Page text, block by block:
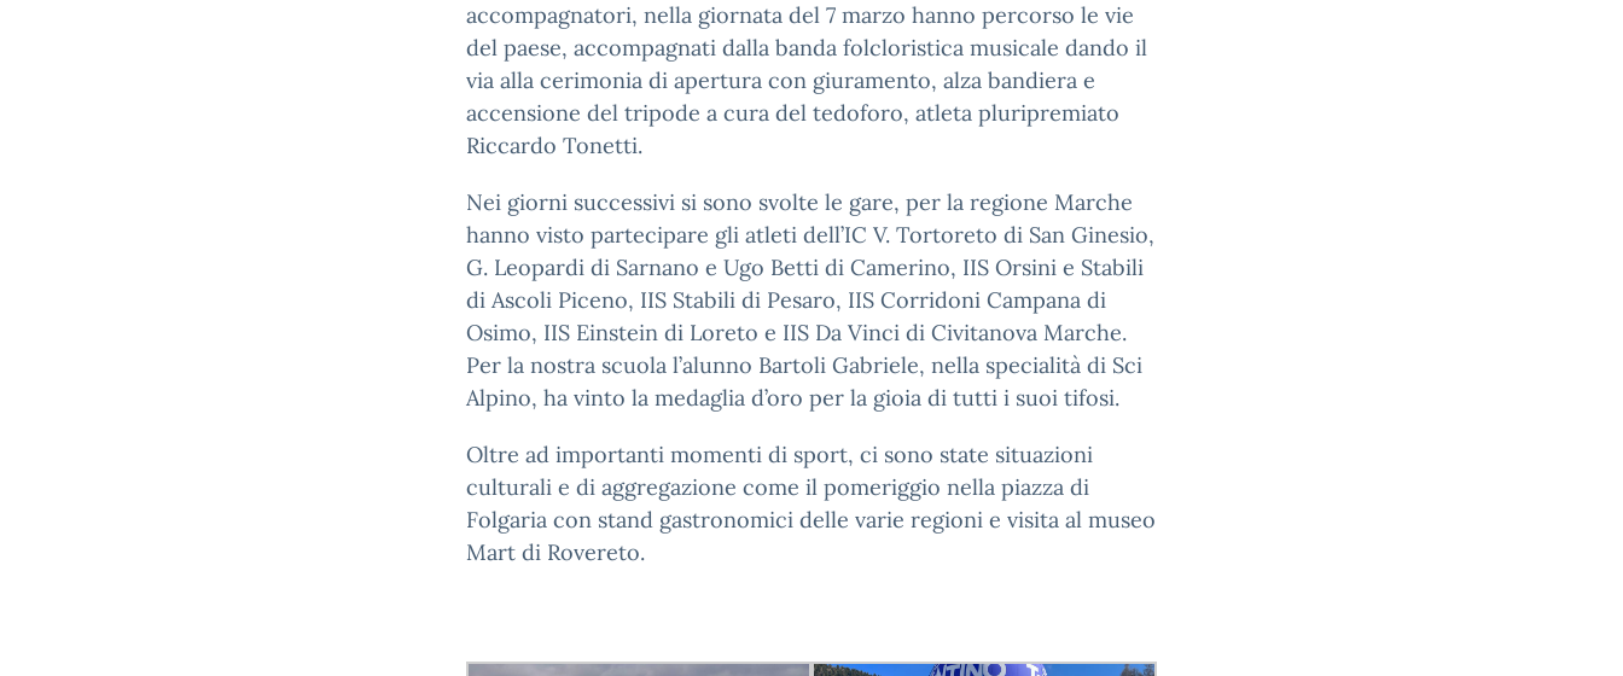
accompagnatori, nella giornata del 7 marzo hanno percorso le vie
del paese, accompagnati dalla banda folcloristica musicale dando il
via alla cerimonia di apertura con giuramento, alza bandiera e
accensione del tripode a cura del tedoforo, atleta pluripremiato
Riccardo Tonetti.
Nei giorni successivi si sono svolte le gare, per la regione Marche
hanno visto partecipare gli atleti dell’IC V. Tortoreto di San Ginesio,
G. Leopardi di Sarnano e Ugo Betti di Camerino, IIS Orsini e Stabili
di Ascoli Piceno, IIS Stabili di Pesaro, IIS Corridoni Campana di
Osimo, IIS Einstein di Loreto e IIS Da Vinci di Civitanova Marche.
Per la nostra scuola l’alunno Bartoli Gabriele, nella specialità di Sci
Alpino, ha vinto la medaglia d’oro per la gioia di tutti i suoi tifosi.
Oltre ad importanti momenti di sport, ci sono state situazioni
culturali e di aggregazione come il pomeriggio nella piazza di
Folgaria con stand gastronomici delle varie regioni e visita al museo
Mart di Rovereto.